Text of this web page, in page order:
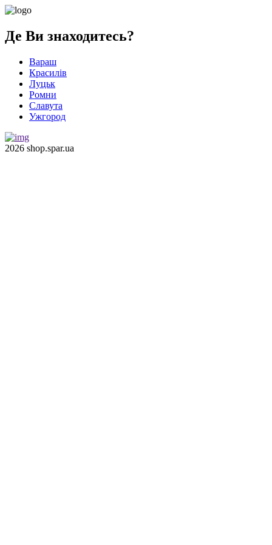
Де Ви знаходитесь?
Вараш
Красилів
Луцьк
Ромни
Славута
Ужгород
2026 shop.spar.ua